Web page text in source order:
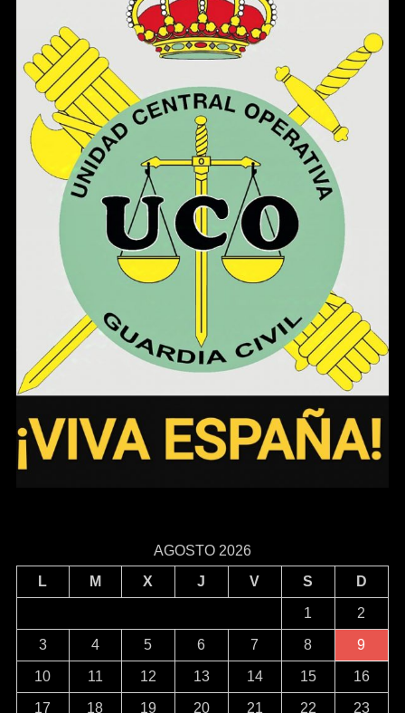
AGOSTO 2026
L
M X J V S D
1 2
3 4 5 6 7 8 9
10 11 12 13 14 15 16
17 18 19 20 21 22 23